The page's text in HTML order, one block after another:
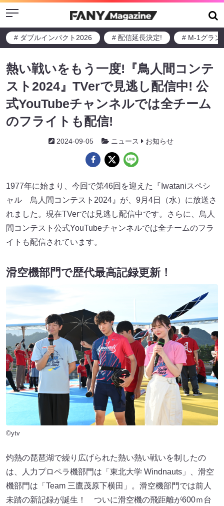
Menu
# ダブルインパクト2026 # 配信延長決定! # M-1グラン
熱い戦いをもう一度!『鳥人間コンテ
スト2024』TVerで見逃し配信中! 公
式YouTubeチャンネルでは全チーム
のフライトも配信!
2024-09-05 ニュース お知らせ
1977年に始まり、今回で第46回を迎えた『Iwataniスペシ
ャル 鳥人間コンテスト2024』が、9月4日（水）に放送さ
れました。現在TVerでは見逃し配信中です。さらに、鳥人
間コンテスト公式YouTubeチャンネルでは全チームのフラ
イトも配信されています。
滑空機部門で歴代最高記録更新！
©ytv
灼熱の琵琶湖で繰り広げられた熱い熱い戦いを制したの
は、人力プロペラ機部門は「東北大学 Windnauts」、滑空
機部門は「Team 三鷹茂原下横田」。滑空機部門では前人
未踏の新記録が誕生！ ついに滑空機の飛距離が600ｍ台